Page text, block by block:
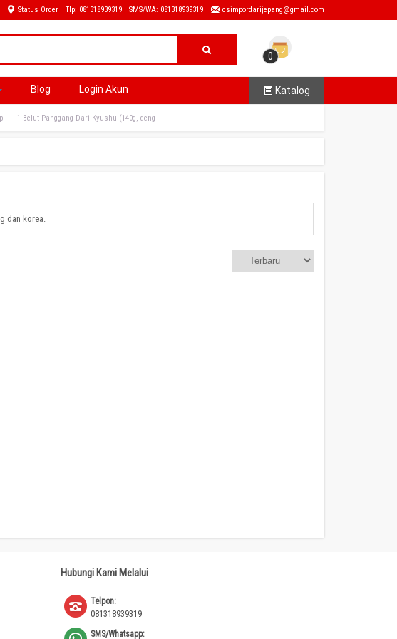
Status Order Tlp: 081318939319 SMS/WA: 081318939319 csimpordarijepang@gmail.com
0
Blog Login Akun Katalog
1 Belut Panggang Dari Kyushu (140g, deng
dan korea.
Hubungi Kami Melalui
Telpon:
081318939319
SMS/Whatsapp: